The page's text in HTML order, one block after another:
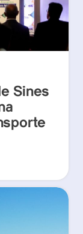
Sines